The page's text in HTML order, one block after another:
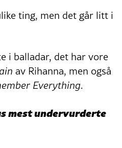
ting, men det går litt i
i balladar, det har vore
av Rihanna, men også
Everything.
mest undervurderte